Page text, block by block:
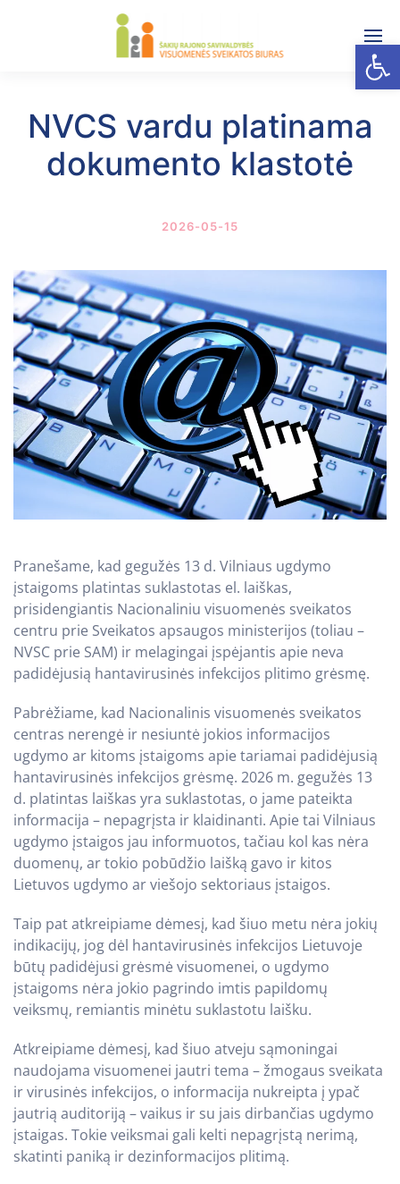
NVCS vardu platinama
dokumento klastotė
2026-05-15
Pranešame, kad gegužės 13 d. Vilniaus ugdymo
įstaigoms platintas suklastotas el. laiškas,
prisidengiantis Nacionaliniu visuomenės sveikatos
centru prie Sveikatos apsaugos ministerijos (toliau –
NVSC prie SAM) ir melagingai įspėjantis apie neva
padidėjusią hantavirusinės infekcijos plitimo grėsmę.
Pabrėžiame, kad Nacionalinis visuomenės sveikatos
centras nerengė ir nesiuntė jokios informacijos
ugdymo ar kitoms įstaigoms apie tariamai padidėjusią
hantavirusinės infekcijos grėsmę. 2026 m. gegužės 13
d. platintas laiškas yra suklastotas, o jame pateikta
informacija – nepagrįsta ir klaidinanti. Apie tai Vilniaus
ugdymo įstaigos jau informuotos, tačiau kol kas nėra
duomenų, ar tokio pobūdžio laišką gavo ir kitos
Lietuvos ugdymo ar viešojo sektoriaus įstaigos.
Taip pat atkreipiame dėmesį, kad šiuo metu nėra jokių
indikacijų, jog dėl hantavirusinės infekcijos Lietuvoje
būtų padidėjusi grėsmė visuomenei, o ugdymo
įstaigoms nėra jokio pagrindo imtis papildomų
veiksmų, remiantis minėtu suklastotu laišku.
Atkreipiame dėmesį, kad šiuo atveju sąmoningai
naudojama visuomenei jautri tema – žmogaus sveikata
ir virusinės infekcijos, o informacija nukreipta į ypač
jautrią auditoriją – vaikus ir su jais dirbančias ugdymo
įstaigas. Tokie veiksmai gali kelti nepagrįstą nerimą,
skatinti paniką ir dezinformacijos plitimą.